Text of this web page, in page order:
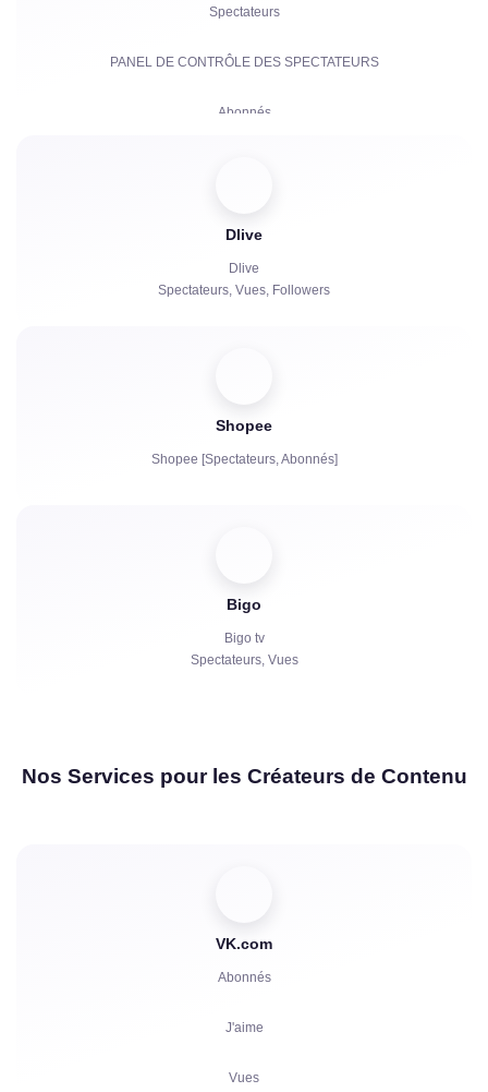
Spectateurs
PANEL DE CONTRÔLE DES SPECTATEURS
Abonnés
Bots de chat
Dlive
Dlive
Spectateurs, Vues, Followers
Shopee
Shopee [Spectateurs, Abonnés]
Bigo
Bigo tv
Spectateurs, Vues
Nos Services pour les Créateurs de Contenu
VK.com
Abonnés
J'aime
Vues